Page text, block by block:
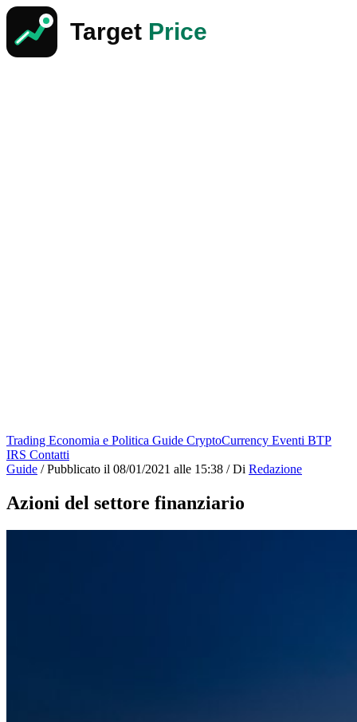
Trading Economia e Politica Guide CryptoCurrency Eventi BTP
IRS Contatti
Guide / Pubblicato il 08/01/2021 alle 15:38 / Di Redazione
Azioni del settore finanziario